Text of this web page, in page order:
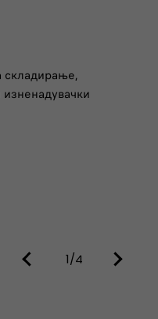
складирање,
1/4